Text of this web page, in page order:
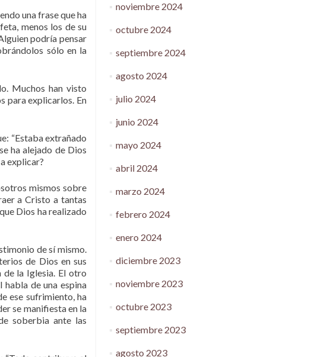
una frase que ha
menos los de su
podría pensar
sólo en la
Muchos han visto
para explicarlos. En
“Estaba extrañado
ha alejado de Dios
explicar?
mismos sobre
a Cristo a tantas
Dios ha realizado
de sí mismo.
de Dios en sus
de la Iglesia. El otro
de una espina
ese sufrimiento, ha
se manifiesta en la
soberbia ante las
noviembre 2024
octubre 2024
septiembre 2024
agosto 2024
julio 2024
junio 2024
mayo 2024
abril 2024
marzo 2024
febrero 2024
enero 2024
diciembre 2023
noviembre 2023
octubre 2023
septiembre 2023
agosto 2023